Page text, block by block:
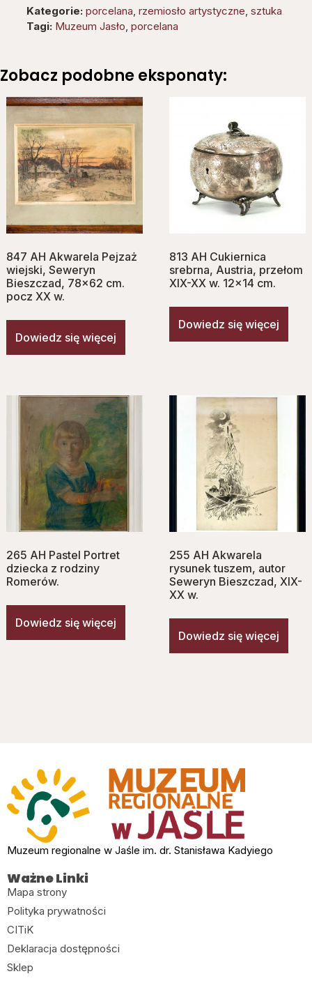
Kategorie: porcelana rzemiosło artystyczne sztuka
Tagi: Muzeum Jasło porcelana
Zobacz podobne eksponaty:
847 AH Akwarela Pejzaż
wiejski, Seweryn
Bieszczad, 78×62 cm.
pocz XX w.
Dowiedz się więcej
813 AH Cukiernica
srebrna, Austria, przełom
XIX-XX w. 12×14 cm.
Dowiedz się więcej
265 AH Pastel Portret
dziecka z rodziny
Romerów.
Dowiedz się więcej
255 AH Akwarela
rysunek tuszem, autor
Seweryn Bieszczad, XIX-
XX w.
Dowiedz się więcej
Muzeum regionalne w Jaśle im. dr. Stanisława Kadyiego
Ważne Linki
Mapa strony
Polityka prywatności
CITiK
Deklaracja dostępności
Sklep